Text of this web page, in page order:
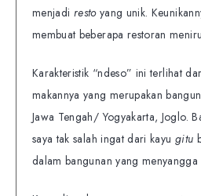
menjadi resto yang unik.
membuat beberapa restoran
Karakteristik “ndeso” ini terlihat
makannya yang merupakan
Jawa Tengah/ Yogyakarta, Joglo.
saya tak salah ingat dari kayu gitu
dalam bangunan yang menyangga